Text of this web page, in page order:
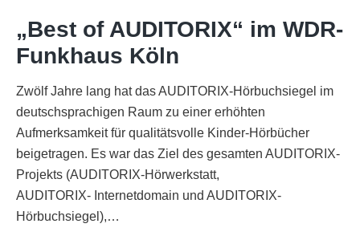
„Best of AUDITORIX“ im WDR-
Funkhaus Köln
Zwölf Jahre lang hat das AUDITORIX-Hörbuchsiegel im
deutschsprachigen Raum zu einer erhöhten
Aufmerksamkeit für qualitätsvolle Kinder-Hörbücher
beigetragen. Es war das Ziel des gesamten AUDITORIX-
Projekts (AUDITORIX-Hörwerkstatt,
AUDITORIX- Internetdomain und AUDITORIX-
Hörbuchsiegel),…